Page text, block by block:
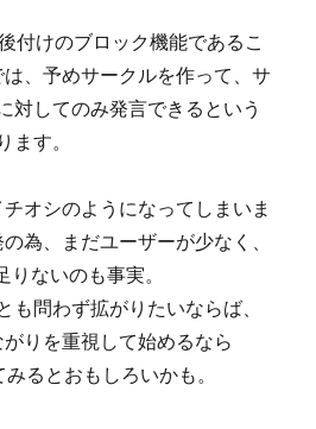
付けのブロック機能であるこ
は、予めサークルを作って、サ
対してのみ発言できるという
ます。
オシのようになってしまいま
為、まだユーザーが少なく、
りないのも事実。
も問わず拡がりたいならば、
りを重視して始めるなら
るとおもしろいかも。